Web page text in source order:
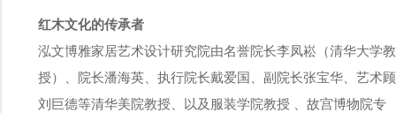
红木文化的传承者
泓文博雅家居艺术设计研究院由名誉院长李凤崧（清华大学教
授）、院长潘海英、执行院长戴爱国、副院长张宝华、艺术
刘巨德等清华美院教授、以及服装学院教授 、故宫博物院专